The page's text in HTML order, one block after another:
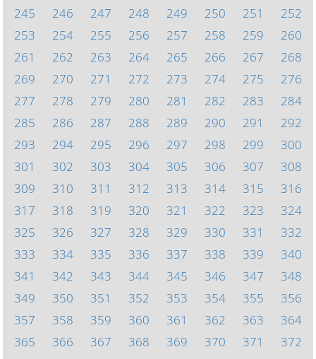
245
246 247 248 249 250 251
252
253
254 255 256 257 258 259
260
261
262 263 264 265 266 267
268
269
270 271 272 273 274 275
276
277
278 279 280 281 282 283
284
285
286 287 288 289 290 291
292
293
294 295 296 297 298 299
300
301
302 303 304 305 306 307
308
309
310 311 312 313 314 315
316
317
318 319 320 321 322 323
324
325
326 327 328 329 330 331
332
333
334 335 336 337 338 339
340
341
342 343 344 345 346 347
348
349
350 351 352 353 354 355
356
357
358 359 360 361 362 363
364
365
366 367 368 369 370 371
372